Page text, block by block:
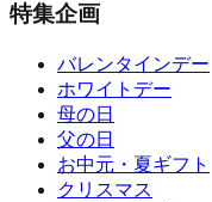
特集企画
バレンタインデー
ホワイトデー
母の日
父の日
お中元・夏ギフト
クリスマス